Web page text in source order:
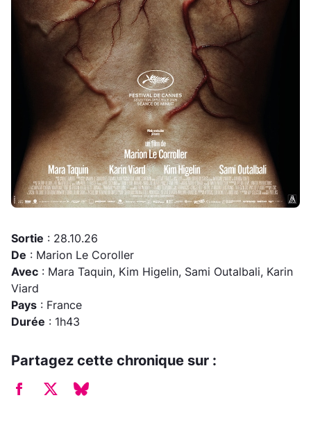
Sortie : 28.10.26
De : Marion Le Coroller
Avec : Mara Taquin, Kim Higelin, Sami Outalbali, Karin
Viard
Pays : France
Durée : 1h43
Partagez cette chronique sur :